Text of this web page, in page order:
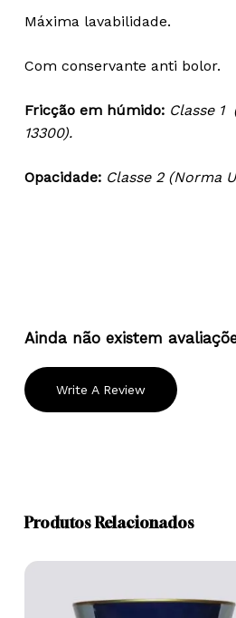
Máxima lavabilidade.
Com conservante anti bolor.
Fricção em húmido: Classe 1
13300).
Opacidade: Classe 2 (Norma
Ainda não existem
Write A Review
Produtos Relacionados